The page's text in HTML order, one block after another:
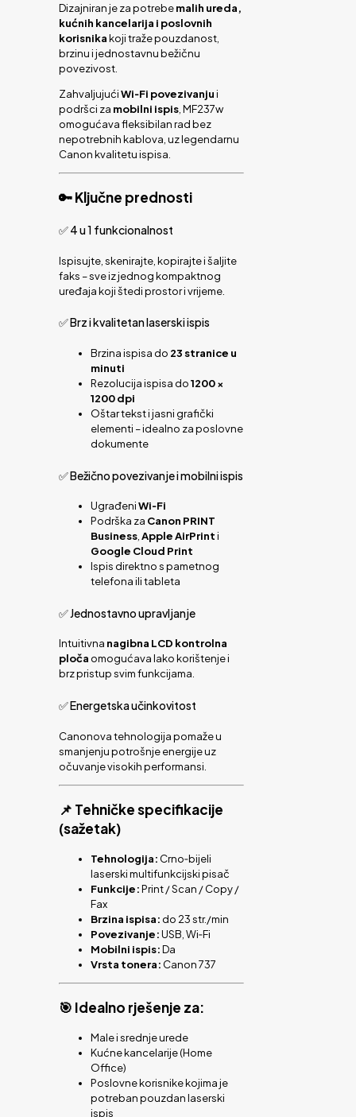
Dizajniran je za potrebemalih ureda,
kućnih kancelarija i poslovnih
korisnikakoji traže pouzdanost,
brzinu i jednostavnu bežičnu
povezivost.
ZahvaljujućiWi‑Fi povezivanjui
podršci za mobilni ispis , MF237w
omogućava fleksibilan rad bez
nepotrebnih kablova, uz legendarnu
Canon kvalitetu ispisa.
🔑 Ključne prednosti
✅ 4 u 1 funkcionalnost
Ispisujte, skenirajte, kopirajte i šaljite
faks – sve iz jednog kompaktnog
uređaja koji štedi prostor i vrijeme.
✅ Brz i kvalitetan laserski ispis
Brzina ispisa do 23 stranice u
minuti
Rezolucija ispisa do1200 ×
1200 dpi
Oštar tekst i jasni grafički
elementi – idealno za poslovne
dokumente
✅ Bežično povezivanje i mobilni ispis
UgrađeniWi‑Fi
Podrška za Canon PRINT
Business,Apple AirPrinti
Google Cloud Print
Ispis direktno s pametnog
telefona ili tableta
✅ Jednostavno upravljanje
Intuitivna nagibna LCD kontrolna
ploča omogućava lako korištenje i
brz pristup svim funkcijama.
✅ Energetska učinkovitost
Canonova tehnologija pomaže u
smanjenju potrošnje energije uz
očuvanje visokih performansi.
📌 Tehničke specifikacije
(sažetak)
Tehnologija: Crno‑bijeli
laserski multifunkcijski pisač
Funkcije:Print / Scan / Copy /
Fax
Brzina ispisa: do 23 str./min
Povezivanje:USB, Wi‑Fi
Mobilni ispis:Da
Vrsta tonera: Canon 737
🎯 Idealno rješenje za:
Male i srednje urede
Kućne kancelarije (Home
Office)
Poslovne korisnike kojima je
potreban pouzdan laserski
ispis